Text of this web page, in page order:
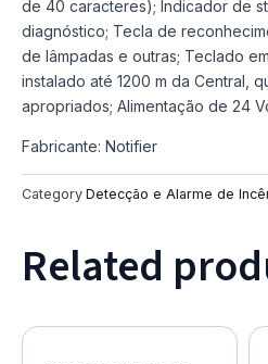
de 40 caracteres); Indicador de
diagnóstico; Tecla de
de lâmpadas e outras; Teclado
instalado até 1200 m da Central,
apropriados; Alimentação de 24
Fabricante: Notifier
Category Detecção e Alarme de
Related